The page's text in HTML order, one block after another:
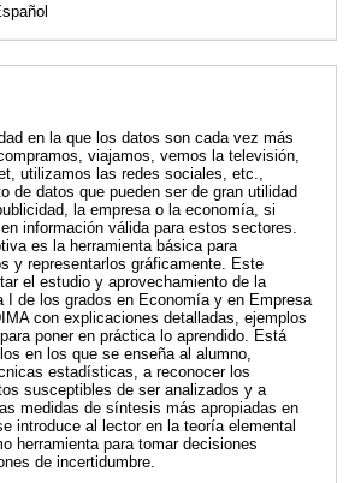
en la que los datos son cada vez más
viajamos, vemos la televisión,
utilizamos las redes sociales, etc.,
de datos que pueden ser de gran utilidad
la empresa o la economía, si
información válida para estos sectores.
es la herramienta básica para
y representarlos gráficamente. Este
el estudio y aprovechamiento de la
I de los grados en Economía y en Empresa
con explicaciones detalladas, ejemplos
poner en práctica lo aprendido. Está
en los que se enseña al alumno,
estadísticas, a reconocer los
susceptibles de ser analizados y a
medidas de síntesis más apropiadas en
introduce al lector en la teoría elemental
herramienta para tomar decisiones
de incertidumbre.